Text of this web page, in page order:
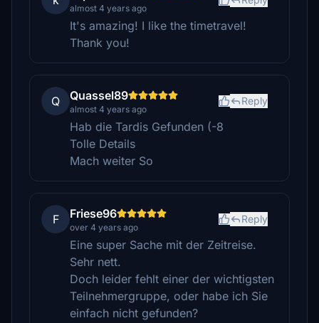
almost 4 years ago
It's amazing! I like the timetravel!
Thank you!
Q Quassel89
almost 4 years ago
Reply
Hab die Tardis Gefunden (-8
Tolle Details
Mach weiter So
F Friese96
over 4 years ago
Reply
Eine super Sache mit der Zeitreise.
Sehr nett.
Doch leider fehlt einer der wichtigsten
Teilnehmergruppe, oder habe ich Sie
einfach nicht gefunden?